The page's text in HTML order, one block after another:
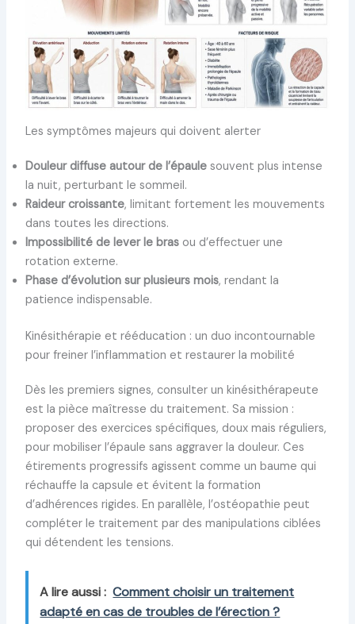
Les symptômes majeurs qui doivent alerter
Douleur diffuse autour de l’épaulesouvent plus intense
la nuit, perturbant le sommeil.
Raideur croissante, limitant fortement les mouvements
dans toutes les directions.
Impossibilité de lever le brasou d’effectuer une
rotation externe.
Phase d’évolution sur plusieurs mois, rendant la
patience indispensable.
Kinésithérapie et rééducation : un duo incontournable
pour freiner l’inflammation et restaurer la mobilité
Dès les premiers signes, consulter un kinésithérapeute
est la pièce maîtresse du traitement. Sa mission :
proposer des exercices spécifiques, doux mais réguliers,
pour mobiliser l’épaule sans aggraver la douleur. Ces
étirements progressifs agissent comme un baume qui
réchauffe la capsule et évitent la formation
d’adhérences rigides. En parallèle, l’ostéopathie peut
compléter le traitement par des manipulations ciblées
qui détendent les tensions.
A lire aussi : Comment choisir un traitement
adapté en cas de troubles de l’érection ?